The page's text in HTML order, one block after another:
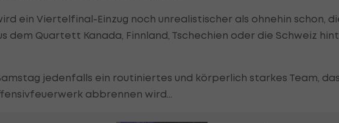
ein Viertelfinal-Einzug noch unrealistischer als ohnehin schon,
dem Quartett Kanada, Finnland, Tschechien oder die Schweiz
jedenfalls ein routiniertes und körperlich starkes Team,
abbrennen wird...